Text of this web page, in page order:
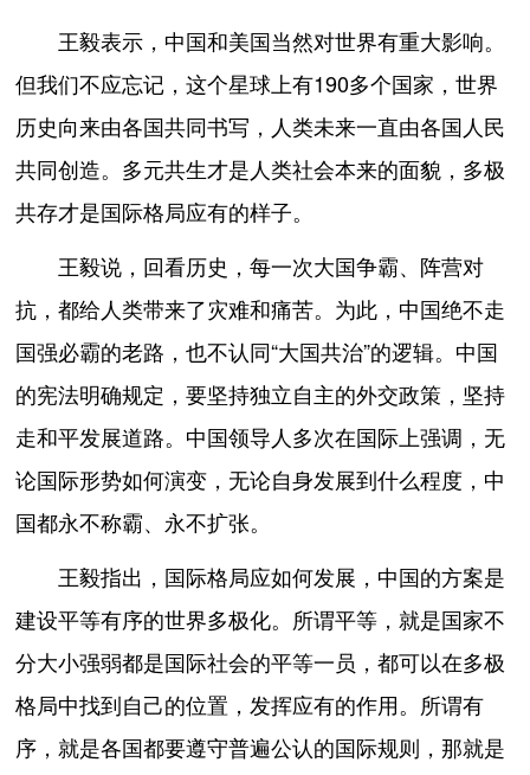
王毅表示，中国和美国当然对世界有重大影响。
但我们不应忘记，这个星球上有190多个国家，世界
历史向来由各国共同书写，人类未来一直由各国人民
共同创造。多元共生才是人类社会本来的面貌，多极
共存才是国际格局应有的样子。
王毅说，回看历史，每一次大国争霸、阵营对
抗，都给人类带来了灾难和痛苦。为此，中国绝不走
国强必霸的老路，也不认同“大国共治”的逻辑。中国
的宪法明确规定，要坚持独立自主的外交政策，坚持
走和平发展道路。中国领导人多次在国际上强调，无
论国际形势如何演变，无论自身发展到什么程度，中
国都永不称霸、永不扩张。
王毅指出，国际格局应如何发展，中国的方案是
建设平等有序的世界多极化。所谓平等，就是国家不
分大小强弱都是国际社会的平等一员，都可以在多极
格局中找到自己的位置，发挥应有的作用。所谓有
序，就是各国都要遵守普遍公认的国际规则，那就是